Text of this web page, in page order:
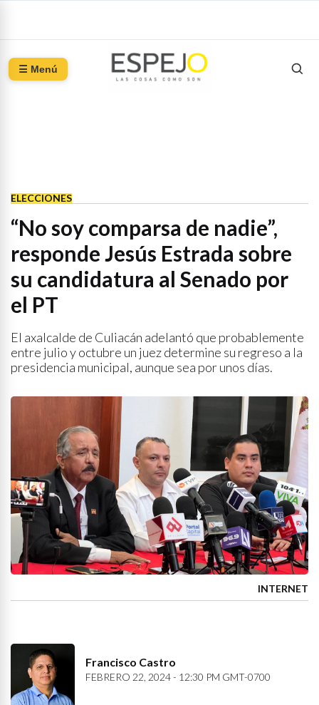
☰ Menú
ELECCIONES
“No soy comparsa de nadie”,
responde Jesús Estrada sobre
su candidatura al Senado por
el PT
El axalcalde de Culiacán adelantó que probablemente
entre julio y octubre un juez determine su regreso a la
presidencia municipal, aunque sea por unos días.
INTERNET
Francisco Castro
FEBRERO 22, 2024 - 12:30 PM GMT-0700